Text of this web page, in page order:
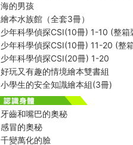
海的男孩
繪本水族館（全套3冊）
少年科學偵探CSI(10冊) 1-10 (整箱
少年科學偵探CSI(10冊) 11-20 (整
少年科學偵探CSI(20冊) 1-20
好玩又有趣的情境繪本雙書組
小學生的安全知識繪本組(3冊)
牙齒和嘴巴的奧秘
感冒的奧秘
千變萬化的臉